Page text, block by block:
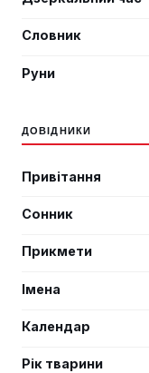
Словник
Руни
ДОВІДНИКИ
Привітання
Сонник
Прикмети
Імена
Календар
Рік тварини